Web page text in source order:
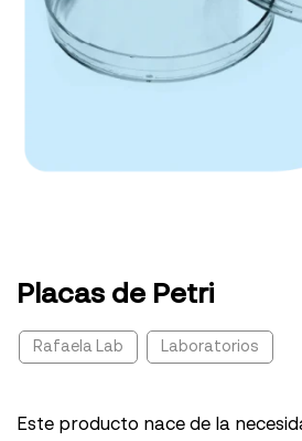
Placas de Petri
Rafaela Lab Laboratorios
Este producto nace de la